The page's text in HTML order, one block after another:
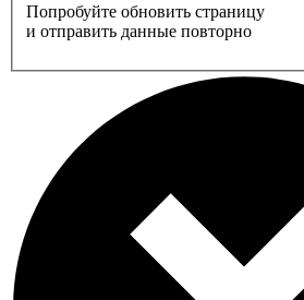
Попробуйте обновить страницу
и отправить данные повторно